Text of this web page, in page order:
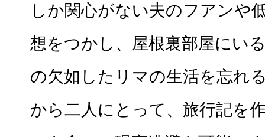
しか関心がない夫のフアンや
想をつかし、屋根裏部屋にい
の欠如したリマの生活を忘れ
から二人にとって、旅行記を